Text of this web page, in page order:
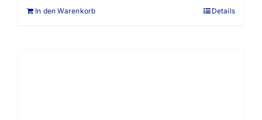
In den Warenkorb Details